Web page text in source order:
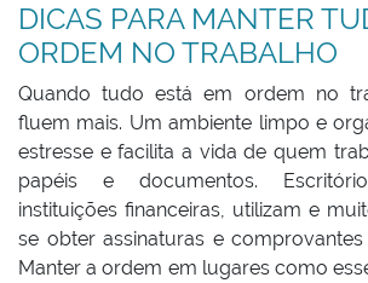
DICAS PARA MANTER
ORDEM NO TRABALHO
Quando tudo está em ordem no
fluem mais. Um ambiente limpo e
estresse e facilita a vida de quem
papéis e documentos.
instituições financeiras, utilizam e
se obter assinaturas e
Manter a ordem em lugares como